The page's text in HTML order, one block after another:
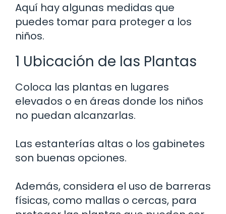
Aquí hay algunas medidas que
puedes tomar para proteger a los
niños.
1 Ubicación de las Plantas
Coloca las plantas en lugares
elevados o en áreas donde los niños
no puedan alcanzarlas.
Las estanterías altas o los gabinetes
son buenas opciones.
Además, considera el uso de barreras
físicas, como mallas o cercas, para